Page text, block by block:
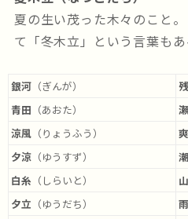
夏の生い茂った木々のこと
て「冬木立」という言葉もあ
銀河 （ぎんが）
青田 （あおた）
涼風 （りょうふう）
夕涼 （ゆうすず）
白糸 （しらいと）
夕立 （ゆうだち）